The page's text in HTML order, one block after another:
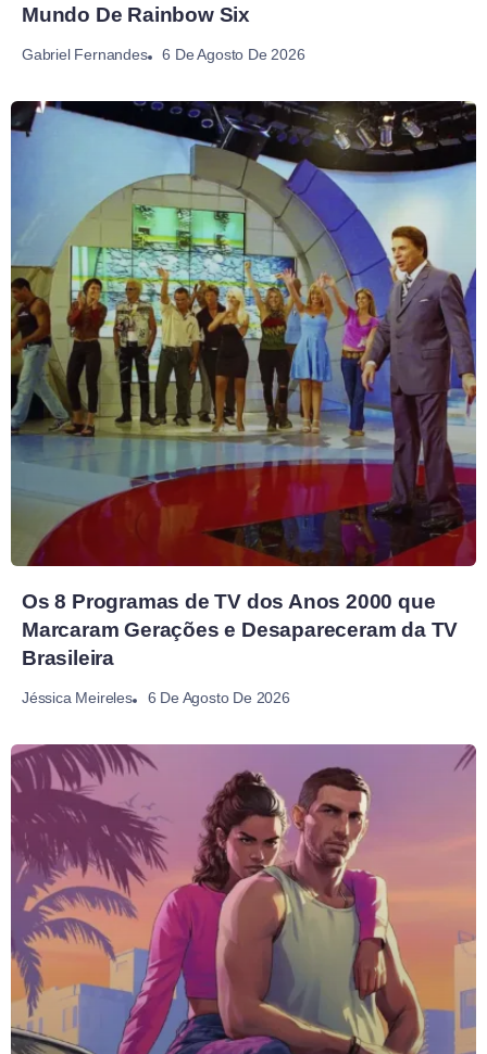
Mundo De Rainbow Six
Gabriel Fernandes 6 De Agosto De 2026
Os 8 Programas de TV dos Anos 2000 que
Marcaram Gerações e Desapareceram da TV
Brasileira
Jéssica Meireles 6 De Agosto De 2026